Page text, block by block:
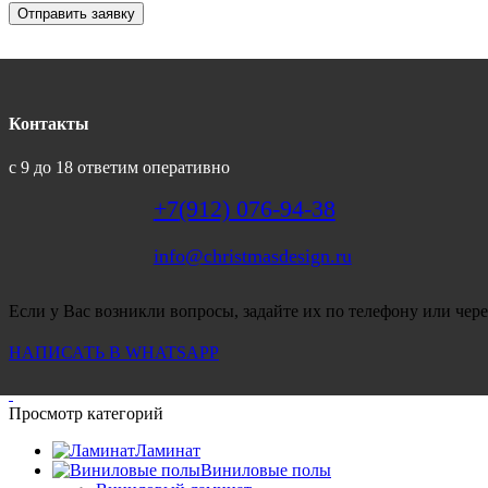
Отправить заявку
Контакты
с 9 до 18 ответим оперативно
+7(912) 076-94-38
info@christmasdesign.ru
Если у Вас возникли вопросы, задайте их по телефону или
НАПИСАТЬ В WHATSAPP
Просмотр категорий
Ламинат
Виниловые полы